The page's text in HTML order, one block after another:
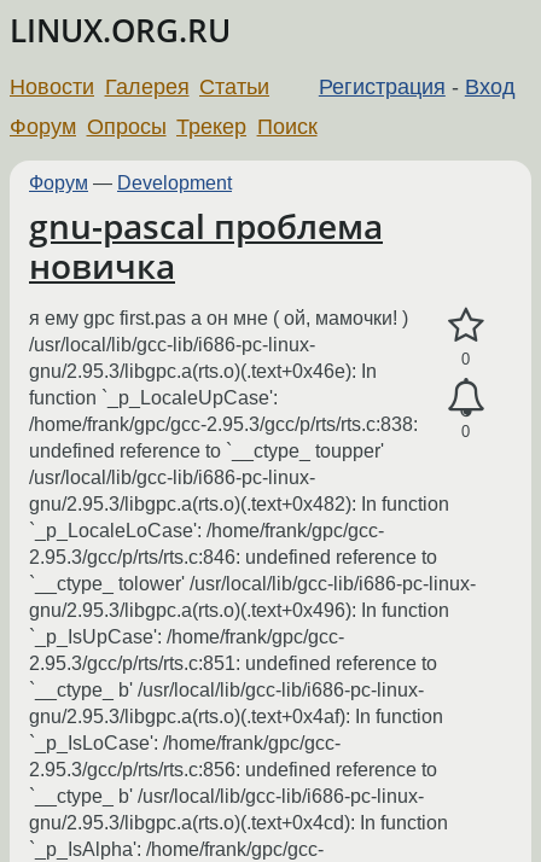
LINUX.ORG.RU
Регистрация - Вход
Новости Галерея Статьи
Форум Опросы Трекер Поиск
Форум — Development
gnu-pascal проблема
новичка
0
0
я ему gpc first.pas а он мне ( ой, мамочки! )
/usr/local/lib/gcc-lib/i686-pc-linux-
gnu/2.95.3/libgpc.a(rts.o)(.text+0x46e): In
function `_p_LocaleUpCase':
/home/frank/gpc/gcc-2.95.3/gcc/p/rts/rts.c:838:
undefined reference to `__ctype_ toupper'
/usr/local/lib/gcc-lib/i686-pc-linux-
gnu/2.95.3/libgpc.a(rts.o)(.text+0x482): In function
`_p_LocaleLoCase': /home/frank/gpc/gcc-
2.95.3/gcc/p/rts/rts.c:846: undefined reference to
`__ctype_ tolower' /usr/local/lib/gcc-lib/i686-pc-linux-
gnu/2.95.3/libgpc.a(rts.o)(.text+0x496): In function
`_p_IsUpCase': /home/frank/gpc/gcc-
2.95.3/gcc/p/rts/rts.c:851: undefined reference to
`__ctype_ b' /usr/local/lib/gcc-lib/i686-pc-linux-
gnu/2.95.3/libgpc.a(rts.o)(.text+0x4af): In function
`_p_IsLoCase': /home/frank/gpc/gcc-
2.95.3/gcc/p/rts/rts.c:856: undefined reference to
`__ctype_ b' /usr/local/lib/gcc-lib/i686-pc-linux-
gnu/2.95.3/libgpc.a(rts.o)(.text+0x4cd): In function
`_p_IsAlpha': /home/frank/gpc/gcc-